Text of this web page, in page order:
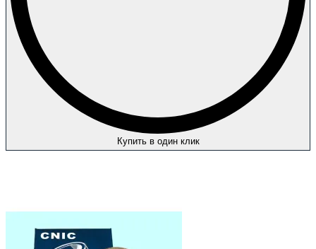
Купить в один клик